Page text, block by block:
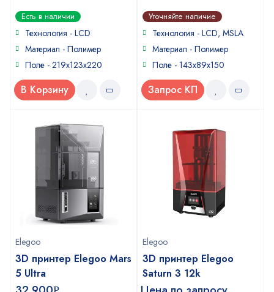
0
out
of
Есть в наличии
Технология - LCD
Материал - Полимер
Поле - 219x123x220
В Корзину
0
out
of
Уточняйте наличие
Технология - LCD, MSLA
Материал - Полимер
Поле - 143x89x150
Запрос КП
Elegoo
3D принтер Elegoo Mars
5 Ultra
Elegoo
3D принтер Elegoo
Saturn 3 12k